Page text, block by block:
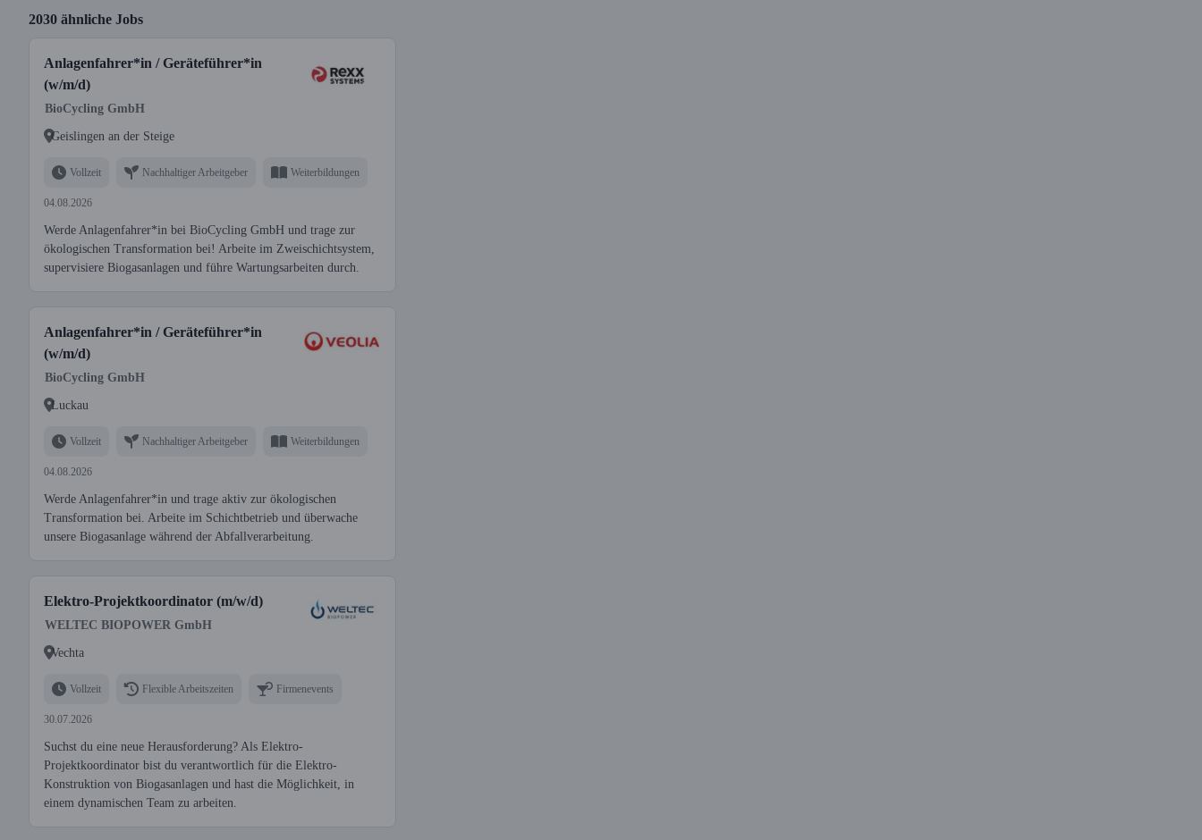
2030 ähnliche Jobs
Anlagenfahrer*in / Geräteführer*in
(w/m/d)
BioCycling GmbH
Geislingen an der Steige
Vollzeit Nachhaltiger Arbeitgeber Weiterbildungen
04.08.2026
Werde Anlagenfahrer*in bei BioCycling GmbH und trage zur
ökologischen Transformation bei! Arbeite im Zweischichtsystem,
supervisiere Biogasanlagen und führe Wartungsarbeiten durch.
Anlagenfahrer*in / Geräteführer*in
(w/m/d)
BioCycling GmbH
Luckau
Vollzeit Nachhaltiger Arbeitgeber Weiterbildungen
04.08.2026
Werde Anlagenfahrer*in und trage aktiv zur ökologischen
Transformation bei. Arbeite im Schichtbetrieb und überwache
unsere Biogasanlage während der Abfallverarbeitung.
Elektro-Projektkoordinator (m/w/d)
WELTEC BIOPOWER GmbH
Vechta
Vollzeit Flexible Arbeitszeiten Firmenevents
30.07.2026
Suchst du eine neue Herausforderung? Als Elektro-
Projektkoordinator bist du verantwortlich für die Elektro-
Konstruktion von Biogasanlagen und hast die Möglichkeit, in
einem dynamischen Team zu arbeiten.